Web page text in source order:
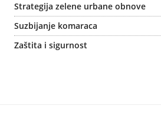
Strategija zelene urbane obnove
Suzbijanje komaraca
Zaštita i sigurnost